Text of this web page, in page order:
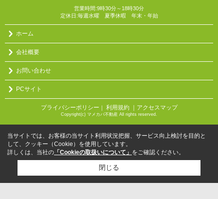
営業時間:9時30分～18時30分
定休日:毎週水曜 夏季休暇 年末・年始
ホーム
会社概要
お問い合わせ
PCサイト
プライバシーポリシー ｜ 利用規約 ｜アクセスマップ
Copyright(c) マメカバ不動産 All rights reserved.
当サイトでは、お客様の当サイト利用状況把握、サービス向上検討を目的と
して、クッキー（Cookie）を使用しています。
詳しくは、当社の 「Cookieの取扱いについて」 をご確認ください。
閉じる